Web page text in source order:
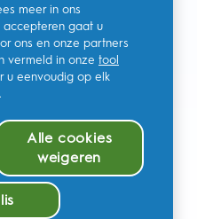
afmelden.
zal uw
zodat u zich bij deze site kunt
met de aangeboden
van uw toestemming,
kan sturen, waaronder
online media. Ontdek hier
van uw gegevens en
kijken of ons volledige
raadplegen.
akkoord met onzealgemene
.
meer in ons
gaat u
ons en onze partners
vermeld in onze tool
u eenvoudig op elk
Alle cookies
weigeren